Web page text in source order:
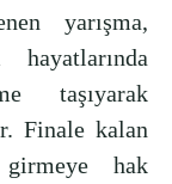
yarışma,
taşıyarak
Finale kalan
hak